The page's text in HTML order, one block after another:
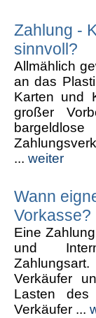
Zahlung -
sinnvoll?
Allmählich
an das
Karten und
großer
... weiter
Wann
Vorkasse?
Eine
und
Verkäufer
Lasten
Verkäufer ...